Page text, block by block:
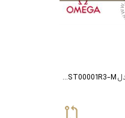
زیور آلات و جواهر اُمگا مدل BA05ST00001R3-M